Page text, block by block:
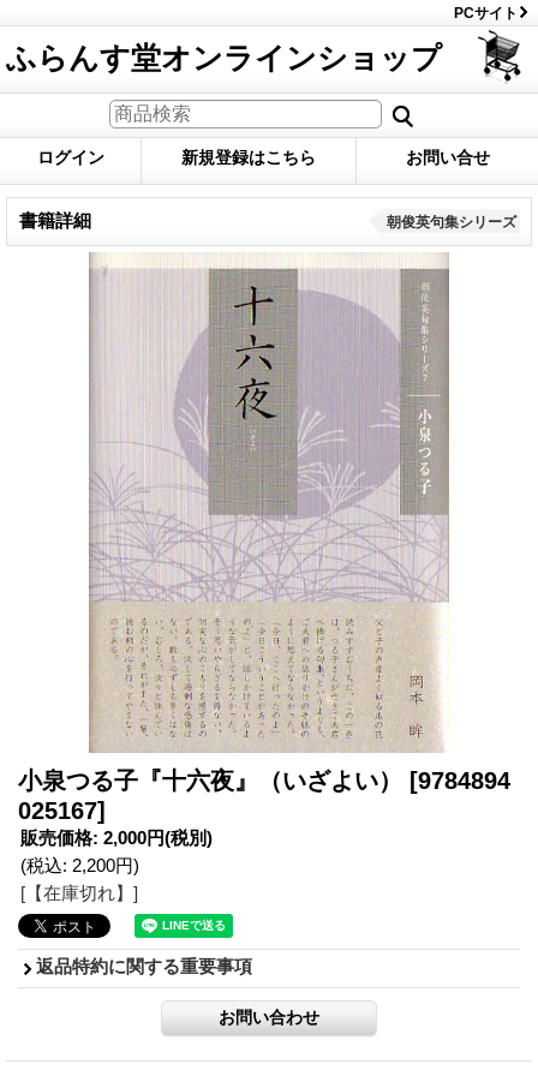
PCサイト
ふらんす堂オンラインショップ
ログイン 新規登録はこちら お問い合せ
書籍詳細 朝俊英句集シリーズ
小泉つる子『十六夜』（いざよい）
[9784894
025167]
販売価格: 2,000円(税別)
(税込: 2,200円)
[【在庫切れ】]
返品特約に関する重要事項